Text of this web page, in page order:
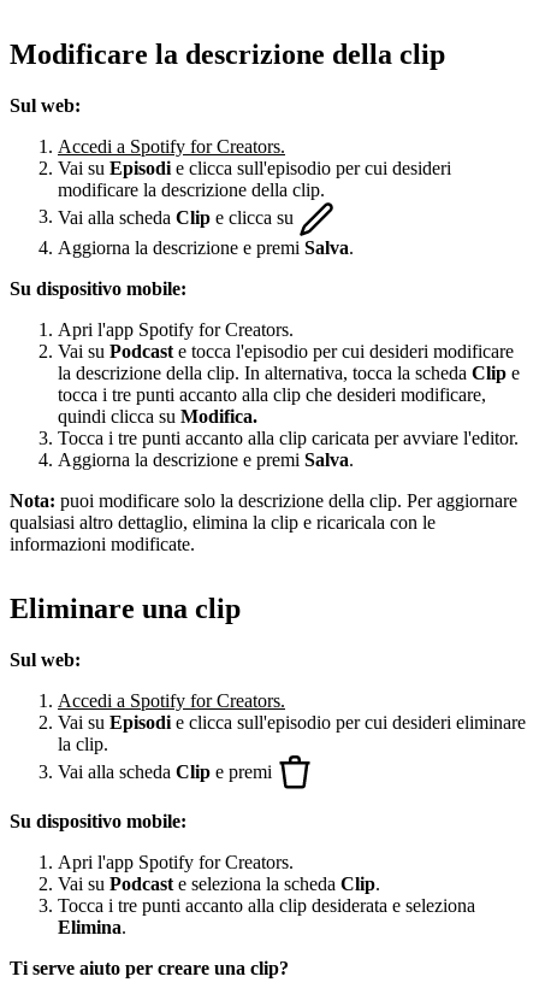
Modificare la descrizione della clip
Sul web:
Accedi a Spotify for Creators.
Vai su Episodi e clicca sull'episodio per cui desideri
modificare la descrizione della clip.
Vai alla scheda Clip e clicca su
Aggiorna la descrizione e premi Salva.
Su dispositivo mobile:
Apri l'app Spotify for Creators.
Vai su Podcast e tocca l'episodio per cui desideri modificare
la descrizione della clip. In alternativa, tocca la scheda Clip e
tocca i tre punti accanto alla clip che desideri modificare,
quindi clicca su Modifica.
Tocca i tre punti accanto alla clip caricata per avviare l'editor.
Aggiorna la descrizione e premi Salva.
Nota: puoi modificare solo la descrizione della clip. Per aggiornare
qualsiasi altro dettaglio, elimina la clip e ricaricala con le
informazioni modificate.
Eliminare una clip
Sul web:
Accedi a Spotify for Creators.
Vai su Episodi e clicca sull'episodio per cui desideri eliminare
la clip.
Vai alla scheda Clip e premi
Su dispositivo mobile:
Apri l'app Spotify for Creators.
Vai su Podcast e seleziona la scheda Clip.
Tocca i tre punti accanto alla clip desiderata e seleziona
Elimina.
Ti serve aiuto per creare una clip?